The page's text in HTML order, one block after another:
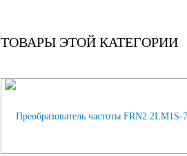
ТОВАРЫ ЭТОЙ КАТЕГОРИИ